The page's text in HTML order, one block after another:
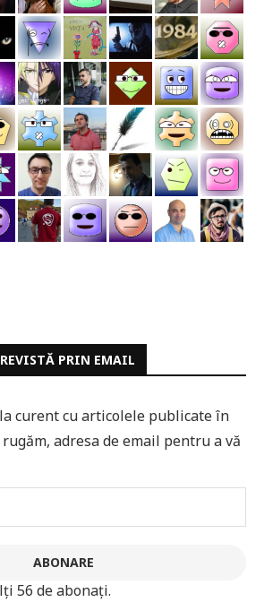
PRIN EMAIL
curent cu articolele publicate în
adresa de email pentru a vă
ABONARE
56 de abonați.